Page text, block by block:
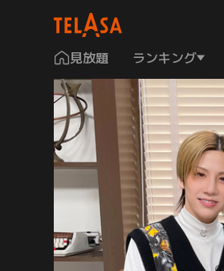
見放題 ランキング